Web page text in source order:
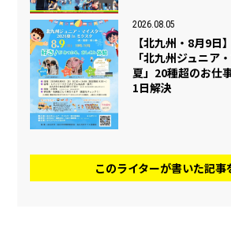
2026.08.05
【北九州・8月9日
「北九州ジュニア
夏」20種超のお仕
1日解決
このライターが書いた記事